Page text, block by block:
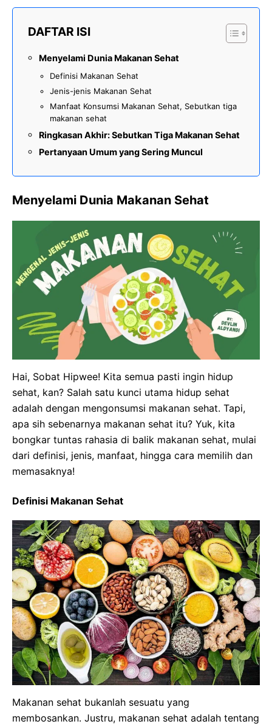
DAFTAR ISI
Menyelami Dunia Makanan Sehat
Definisi Makanan Sehat
Jenis-jenis Makanan Sehat
Manfaat Konsumsi Makanan Sehat, Sebutkan tiga
makanan sehat
Ringkasan Akhir: Sebutkan Tiga Makanan Sehat
Pertanyaan Umum yang Sering Muncul
Menyelami Dunia Makanan Sehat
Hai, Sobat Hipwee! Kita semua pasti ingin hidup
sehat, kan? Salah satu kunci utama hidup sehat
adalah dengan mengonsumsi makanan sehat. Tapi,
apa sih sebenarnya makanan sehat itu? Yuk, kita
bongkar tuntas rahasia di balik makanan sehat, mulai
dari definisi, jenis, manfaat, hingga cara memilih dan
memasaknya!
Definisi Makanan Sehat
Makanan sehat bukanlah sesuatu yang
membosankan. Justru, makanan sehat adalah tentang